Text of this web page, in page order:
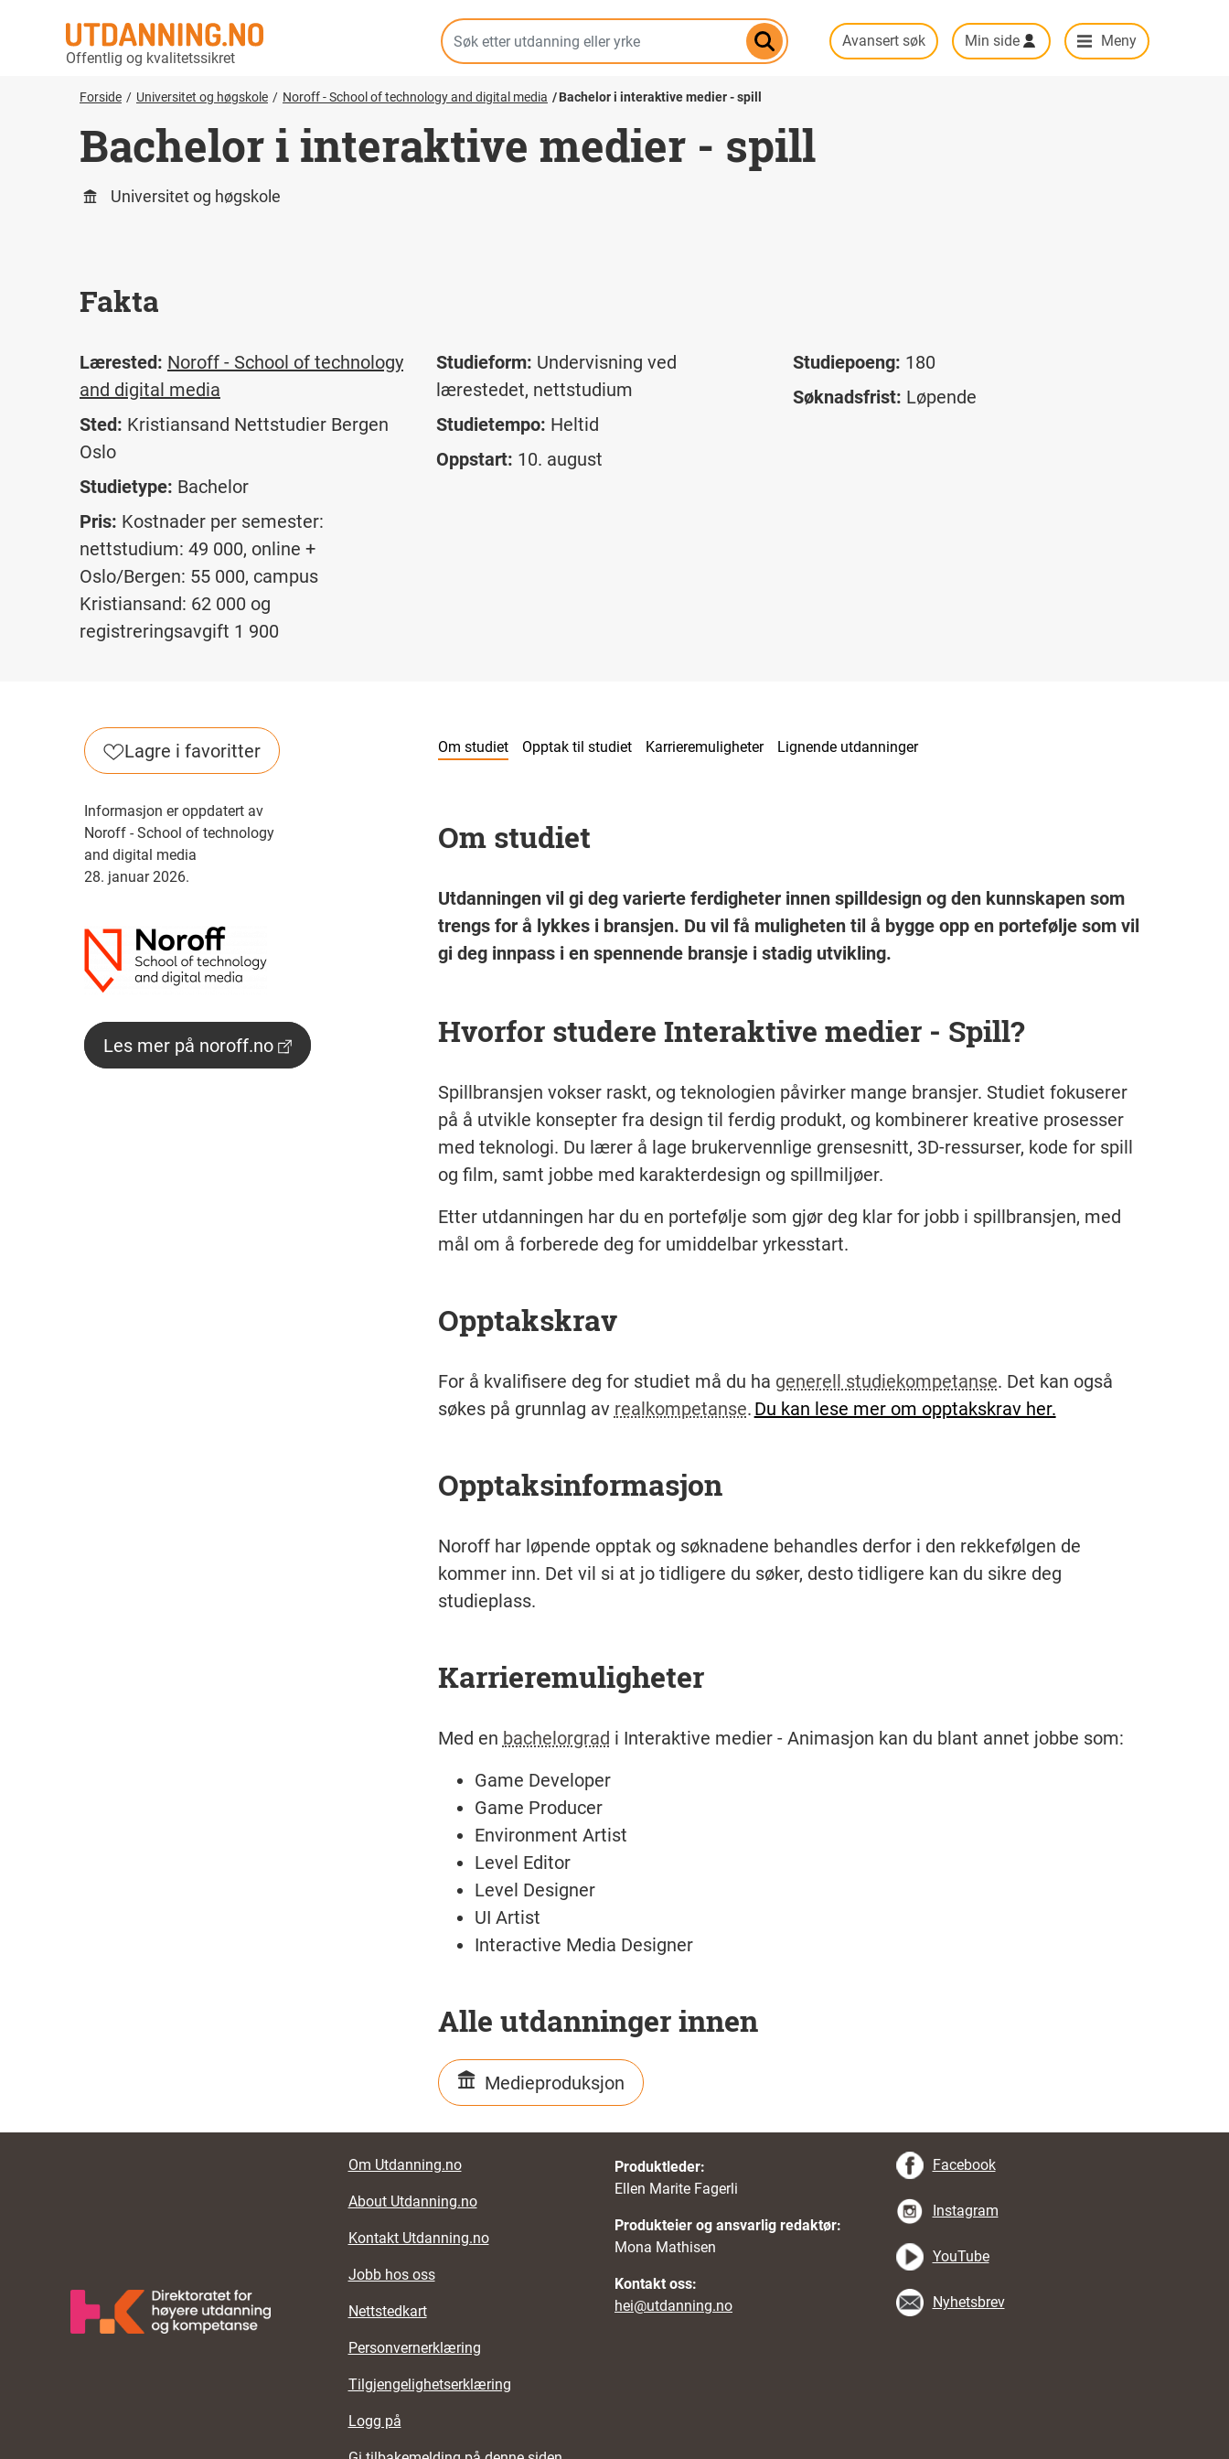
hovedinnhold
Offentlig og kvalitetssikret
Avansert søk Min side Meny
Forside Universitet og høgskole Noroff - School of technology and digital media Bachelor i interaktive medier - spill
Bachelor i interaktive medier - spill
Universitet og høgskole
Fakta
Lærested: Noroff - School of technology
and digital media
Sted: Kristiansand Nettstudier Bergen
Oslo
Studietype: Bachelor
Pris: Kostnader per semester:
nettstudium: 49 000, online +
Oslo/Bergen: 55 000, campus
Kristiansand: 62 000 og
registreringsavgift 1 900
Studieform: Undervisning ved
lærestedet, nettstudium
Studietempo: Heltid
Oppstart: 10. august
Studiepoeng: 180
Søknadsfrist: Løpende
Lagre i favoritter
Informasjon er oppdatert av
Noroff - School of technology
and digital media
28. januar 2026.
Les mer på noroff.no
Om studiet Opptak til studiet Karrieremuligheter Lignende utdanninger
Om studiet
Utdanningen vil gi deg varierte ferdigheter innen spilldesign og den kunnskapen som
trengs for å lykkes i bransjen. Du vil få muligheten til å bygge opp en portefølje som vil
gi deg innpass i en spennende bransje i stadig utvikling.
Hvorfor studere Interaktive medier - Spill?
Spillbransjen vokser raskt, og teknologien påvirker mange bransjer. Studiet fokuserer
på å utvikle konsepter fra design til ferdig produkt, og kombinerer kreative prosesser
med teknologi. Du lærer å lage brukervennlige grensesnitt, 3D-ressurser, kode for spill
og film, samt jobbe med karakterdesign og spillmiljøer.
Etter utdanningen har du en portefølje som gjør deg klar for jobb i spillbransjen, med
mål om å forberede deg for umiddelbar yrkesstart.
Opptakskrav
For å kvalifisere deg for studiet må du ha generell studiekompetanse. Det kan også
søkes på grunnlag av realkompetanse. Du kan lese mer om opptakskrav her.
Opptaksinformasjon
Noroff har løpende opptak og søknadene behandles derfor i den rekkefølgen de
kommer inn. Det vil si at jo tidligere du søker, desto tidligere kan du sikre deg
studieplass.
Karrieremuligheter
Med en bachelorgrad i Interaktive medier - Animasjon kan du blant annet jobbe som:
Game Developer
Game Producer
Environment Artist
Level Editor
Level Designer
UI Artist
Interactive Media Designer
Alle utdanninger innen
Medieproduksjon
Footer links
Om Utdanning.no
About Utdanning.no
Kontakt Utdanning.no
Jobb hos oss
Nettstedkart
Personvernerklæring
Tilgjengelighetserklæring
Logg på
Produktleder:
Ellen Marite Fagerli
Produkteier og ansvarlig redaktør:
Mona Mathisen
Kontakt oss:
hei@utdanning.no
Facebook
Instagram
YouTube
Nyhetsbrev